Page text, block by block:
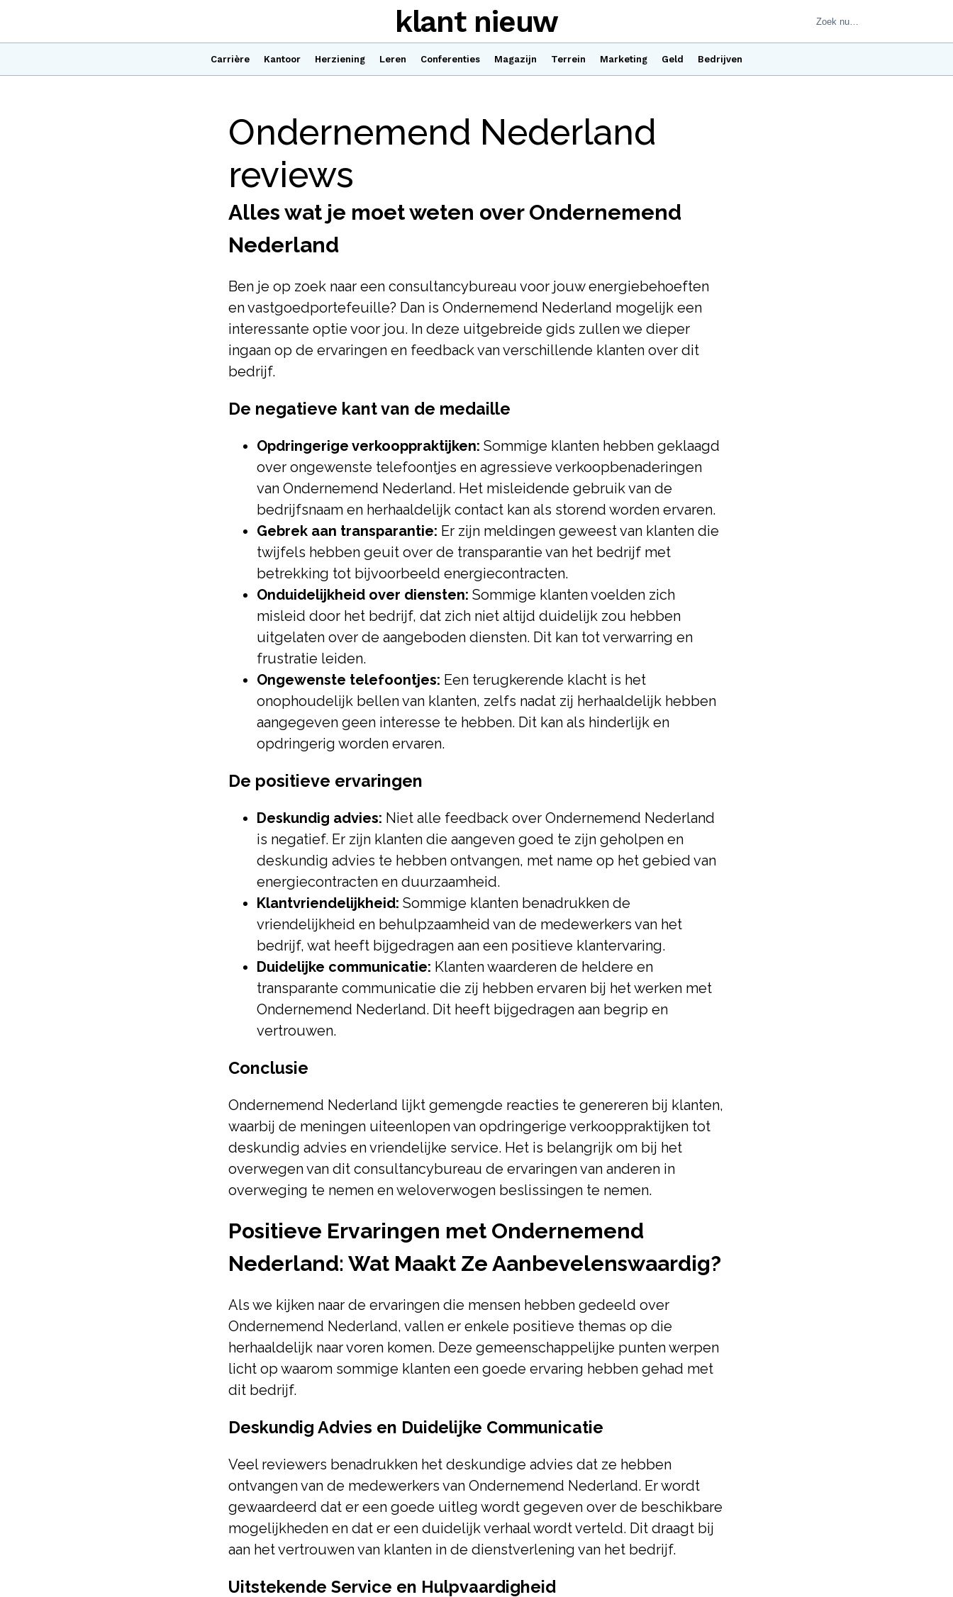
Carrière Kantoor Herziening Leren Conferenties Magazijn Terrein Marketing Geld Bedrijven
klant nieuw
Ondernemend Nederland
reviews
Alles wat je moet weten over Ondernemend
Nederland
Ben je op zoek naar een consultancybureau voor jouw energiebehoeften
en vastgoedportefeuille? Dan is Ondernemend Nederland mogelijk een
interessante optie voor jou. In deze uitgebreide gids zullen we dieper
ingaan op de ervaringen en feedback van verschillende klanten over dit
bedrijf.
De negatieve kant van de medaille
Opdringerige verkooppraktijken: Sommige klanten hebben geklaagd
over ongewenste telefoontjes en agressieve verkoopbenaderingen
van Ondernemend Nederland. Het misleidende gebruik van de
bedrijfsnaam en herhaaldelijk contact kan als storend worden ervaren.
Gebrek aan transparantie: Er zijn meldingen geweest van klanten die
twijfels hebben geuit over de transparantie van het bedrijf met
betrekking tot bijvoorbeeld energiecontracten.
Onduidelijkheid over diensten: Sommige klanten voelden zich
misleid door het bedrijf, dat zich niet altijd duidelijk zou hebben
uitgelaten over de aangeboden diensten. Dit kan tot verwarring en
frustratie leiden.
Ongewenste telefoontjes: Een terugkerende klacht is het
onophoudelijk bellen van klanten, zelfs nadat zij herhaaldelijk hebben
aangegeven geen interesse te hebben. Dit kan als hinderlijk en
opdringerig worden ervaren.
De positieve ervaringen
Deskundig advies: Niet alle feedback over Ondernemend Nederland
is negatief. Er zijn klanten die aangeven goed te zijn geholpen en
deskundig advies te hebben ontvangen, met name op het gebied van
energiecontracten en duurzaamheid.
Klantvriendelijkheid: Sommige klanten benadrukken de
vriendelijkheid en behulpzaamheid van de medewerkers van het
bedrijf, wat heeft bijgedragen aan een positieve klantervaring.
Duidelijke communicatie: Klanten waarderen de heldere en
transparante communicatie die zij hebben ervaren bij het werken met
Ondernemend Nederland. Dit heeft bijgedragen aan begrip en
vertrouwen.
Conclusie
Ondernemend Nederland lijkt gemengde reacties te genereren bij klanten,
waarbij de meningen uiteenlopen van opdringerige verkooppraktijken tot
deskundig advies en vriendelijke service. Het is belangrijk om bij het
overwegen van dit consultancybureau de ervaringen van anderen in
overweging te nemen en weloverwogen beslissingen te nemen.
Positieve Ervaringen met Ondernemend
Nederland: Wat Maakt Ze Aanbevelenswaardig?
Als we kijken naar de ervaringen die mensen hebben gedeeld over
Ondernemend Nederland, vallen er enkele positieve themas op die
herhaaldelijk naar voren komen. Deze gemeenschappelijke punten werpen
licht op waarom sommige klanten een goede ervaring hebben gehad met
dit bedrijf.
Deskundig Advies en Duidelijke Communicatie
Veel reviewers benadrukken het deskundige advies dat ze hebben
ontvangen van de medewerkers van Ondernemend Nederland. Er wordt
gewaardeerd dat er een goede uitleg wordt gegeven over de beschikbare
mogelijkheden en dat er een duidelijk verhaal wordt verteld. Dit draagt bij
aan het vertrouwen van klanten in de dienstverlening van het bedrijf.
Uitstekende Service en Hulpvaardigheid